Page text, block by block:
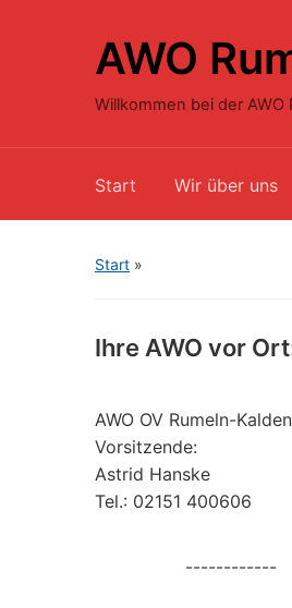
AWO
Willkommen bei der
Start Wir über uns
Start »
Ihre AWO vor
AWO OV Rumeln-
Vorsitzende:
Astrid Hanske
Tel.: 02151 400606
------------